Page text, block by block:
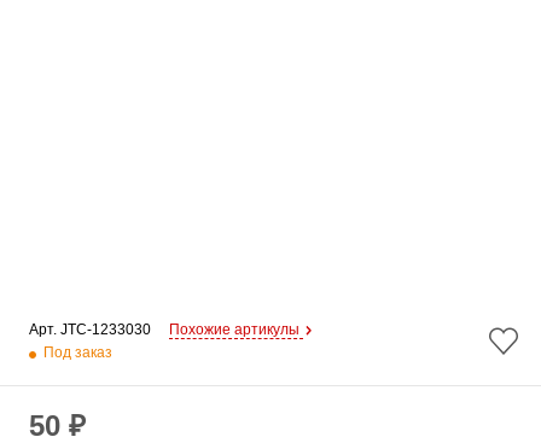
Арт. JTC-1233030
Похожие артикулы
Под заказ
50 ₽